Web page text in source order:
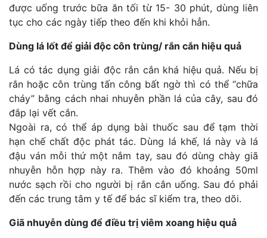
được uống trước bữa ăn tối từ 15- 30 phút, dùng liên
tục cho các ngày tiếp theo đến khi khỏi hẳn.
Dùng lá lốt để giải độc côn trùng/ rắn cắn hiệu quả
Lá có tác dụng giải độc rắn cắn khá hiệu quả. Nếu bị
rắn hoặc côn trùng tấn công bất ngờ thì có thể “chữa
cháy” bằng cách nhai nhuyễn phần lá của cây, sau đó
đắp lại vết cắn.
Ngoài ra, có thể áp dụng bài thuốc sau để tạm thời
hạn chế chất độc phát tác. Dùng lá khế, lá này và lá
đậu ván mỗi thứ một nắm tay, sau đó dùng chày giã
nhuyễn hỗn hợp này ra. Thêm vào đó khoảng 50ml
nước sạch rồi cho người bị rắn cắn uống. Sau đó phải
đến các trung tâm y tế để bác sĩ kiểm tra, theo dõi.
Giã nhuyễn dùng để điều trị viêm xoang hiệu quả